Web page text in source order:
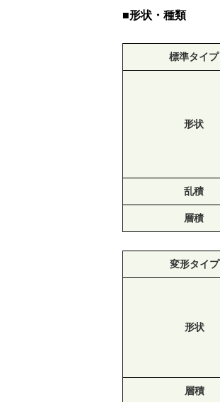
■形状・種類
標準タイプ
形状
乱積
層積
変形タイプ
形状
層積